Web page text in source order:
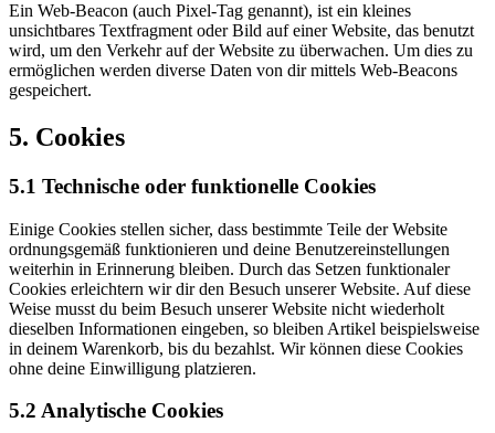
Ein Web-Beacon (auch Pixel-Tag genannt), ist ein kleines
unsichtbares Textfragment oder Bild auf einer Website, das benutzt
wird, um den Verkehr auf der Website zu überwachen. Um dies zu
ermöglichen werden diverse Daten von dir mittels Web-Beacons
gespeichert.
5. Cookies
5.1 Technische oder funktionelle Cookies
Einige Cookies stellen sicher, dass bestimmte Teile der Website
ordnungsgemäß funktionieren und deine Benutzereinstellungen
weiterhin in Erinnerung bleiben. Durch das Setzen funktionaler
Cookies erleichtern wir dir den Besuch unserer Website. Auf diese
Weise musst du beim Besuch unserer Website nicht wiederholt
dieselben Informationen eingeben, so bleiben Artikel beispielsweise
in deinem Warenkorb, bis du bezahlst. Wir können diese Cookies
ohne deine Einwilligung platzieren.
5.2 Analytische Cookies